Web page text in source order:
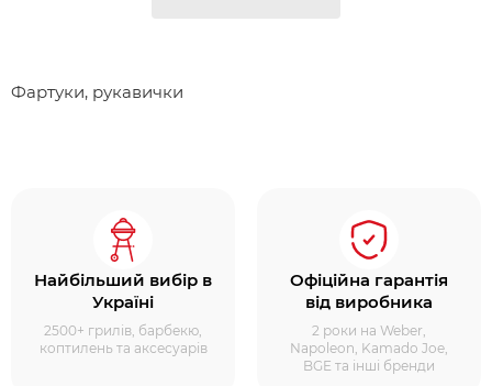
Фартуки, рукавички
Найбільший вибір в
Україні
2500+ грилів, барбекю,
коптилень та аксесуарів
Офіційна гарантія
від виробника
2 роки на Weber,
Napoleon, Kamado Joe,
BGE та інші бренди